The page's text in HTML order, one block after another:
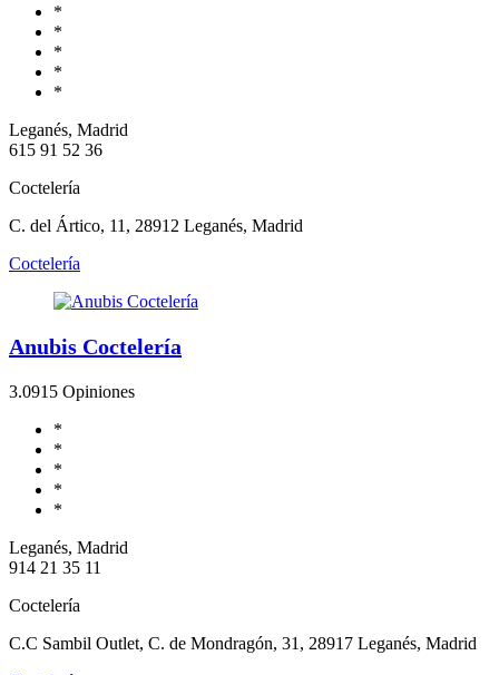
*
*
*
*
*
Leganés, Madrid
615 91 52 36
Coctelería
C. del Ártico, 11, 28912 Leganés, Madrid
Coctelería
Anubis Coctelería
3.0915 Opiniones
*
*
*
*
*
Leganés, Madrid
914 21 35 11
Coctelería
C.C Sambil Outlet, C. de Mondragón, 31, 28917 Leganés, Madrid